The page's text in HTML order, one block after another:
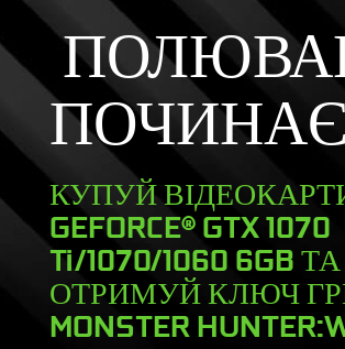
КУПУЙ
GEFORCE® GTX 1070
Ti/1070/1060 6GB ТА
ОТРИМУЙ КЛЮЧ
MONSTER